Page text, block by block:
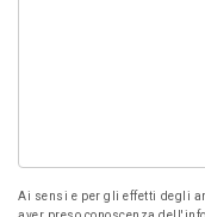
Ai sensi e per gli effetti degli